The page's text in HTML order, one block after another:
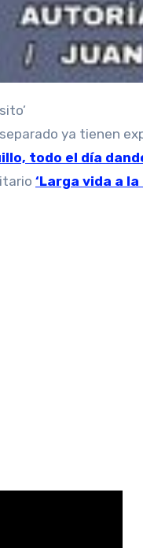
ya tienen
todo el día
‘Larga vida a la